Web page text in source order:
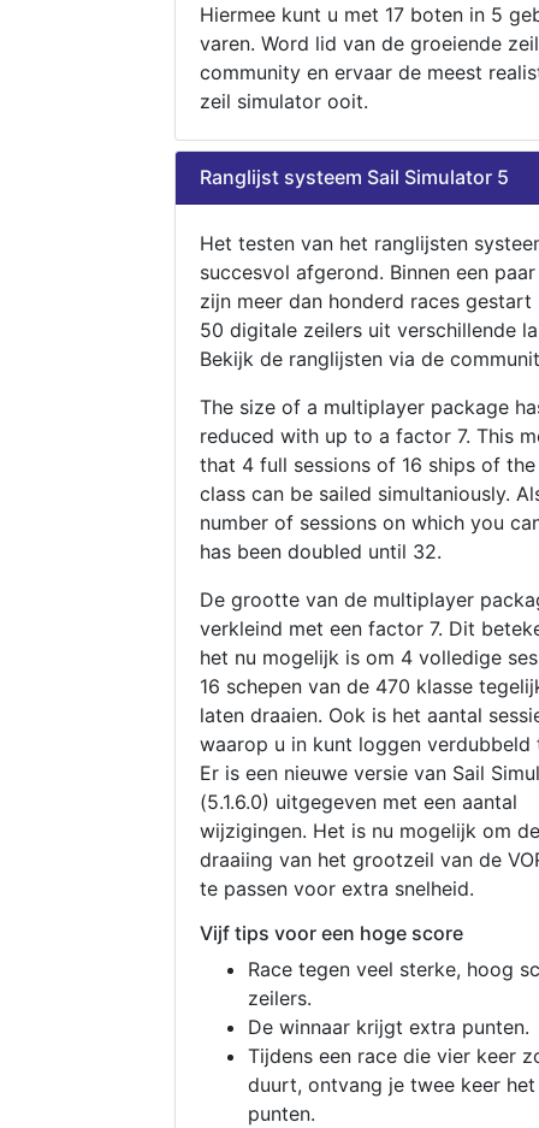
Hiermee kunt u met 17 boten in 5
varen. Word lid van de groeiende zeil
community en ervaar de meest
zeil simulator ooit.
Ranglijst systeem Sail Simulator 5
Het testen van het ranglijsten
succesvol afgerond. Binnen een
zijn meer dan honderd races gestart
50 digitale zeilers uit verschillende
Bekijk de ranglijsten via de
The size of a multiplayer package
reduced with up to a factor 7. This
that 4 full sessions of 16 ships of
class can be sailed simultaniously.
number of sessions on which you
has been doubled until 32.
De grootte van de multiplayer
verkleind met een factor 7. Dit
het nu mogelijk is om 4 volledige
16 schepen van de 470 klasse
laten draaien. Ook is het aantal
waarop u in kunt loggen verdubbeld
Er is een nieuwe versie van Sail
(5.1.6.0) uitgegeven met een aantal
wijzigingen. Het is nu mogelijk om de
draaiing van het grootzeil van de
te passen voor extra snelheid.
Vijf tips voor een hoge score
Race tegen veel sterke, hoog
zeilers.
De winnaar krijgt extra punten.
Tijdens een race die vier keer
duurt, ontvang je twee keer
punten.